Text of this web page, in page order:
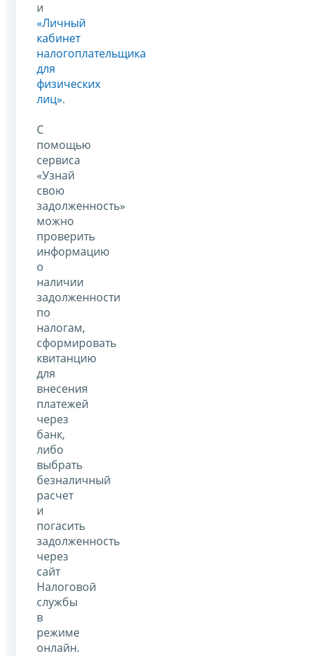
и
«Личный
кабинет
налогоплательщика
для
физических
лиц».
С
помощью
сервиса
«Узнай
свою
задолженность»
можно
проверить
информацию
о
наличии
задолженности
по
налогам,
сформировать
квитанцию
для
внесения
платежей
через
банк,
либо
выбрать
безналичный
расчет
и
погасить
задолженность
через
сайт
Налоговой
службы
в
режиме
онлайн.